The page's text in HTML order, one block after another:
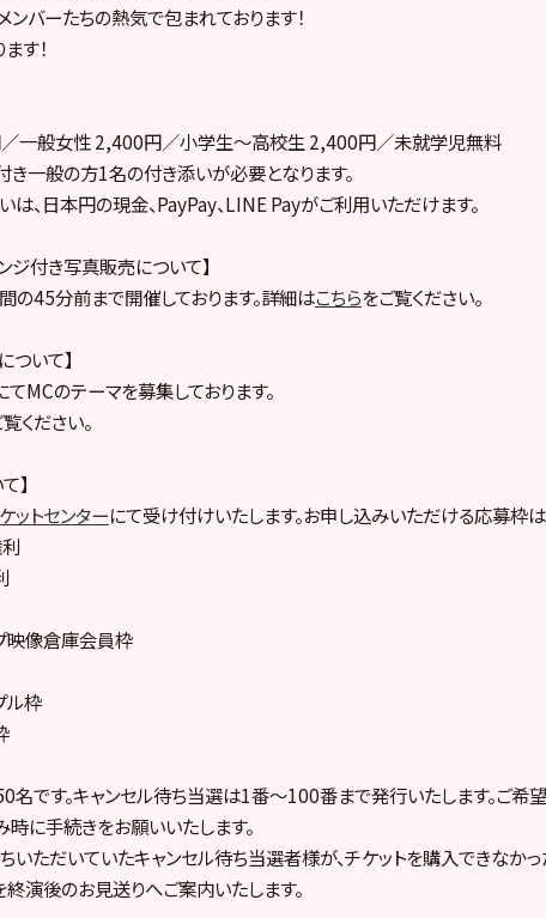
ンバーたちの熱気で包まれております！
す！
一般女性 2,400円／小学生～高校生 2,400円／未就学児無料
一般の方1名の付き添いが必要となります。
、日本円の現金、PayPay、LINE Payがご利用いただけます。
ジ付き写真販売について】
の45分前まで開催しております。詳細はこちらをご覧ください。
ついて】
MCのテーマを募集しております。
ください。
】
ットセンターにて受け付けいたします。お申し込みいただける応募枠は
映像倉庫会員枠
ル枠
です。キャンセル待ち当選は1番～100番まで発行いたします。ご希
に手続きをお願いいたします。
ただいていたキャンセル待ち当選者様が、チケットを購入できなか
演後のお見送りへご案内いたします。